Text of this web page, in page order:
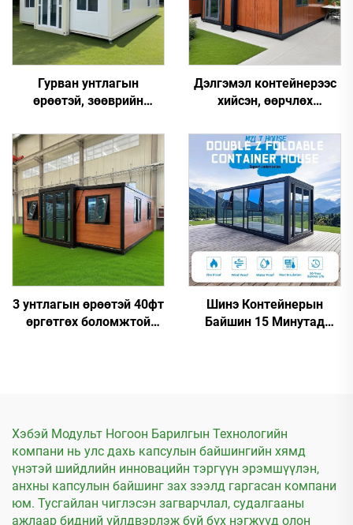
Гурван унтлагын
өрөөтэй, зөөврийн
дэлгэмэл контейнерээс
хийсэн гэр
Дэлгэмэл контейнерээс
хийсэн, өөрчлөх
хүссэн хэмжээнд
тохируулж болдог
модуль хүрээ бүхий
гэрийн загвар
3 унтлагын өрөөтэй 40фт
өргөтгөх боломжтой
Шинэ Контейнерын
Байшин 15 Минутад
Хэбэй Модульт Ногоон Барилгын Технологийн
компани нь улс дахь капсулын байшингийн хямд
үнэтэй шийдлийн инновацийн тэргүүн эрэмшүүлэн,
анхны капсулын байшинг зах зээлд гаргасан компани
юм. Тусгайлан чиглэсэн загварчлал, судалгааны
ажлаар бидний үйлдвэрлэж буй бүх нэгжүүд олон